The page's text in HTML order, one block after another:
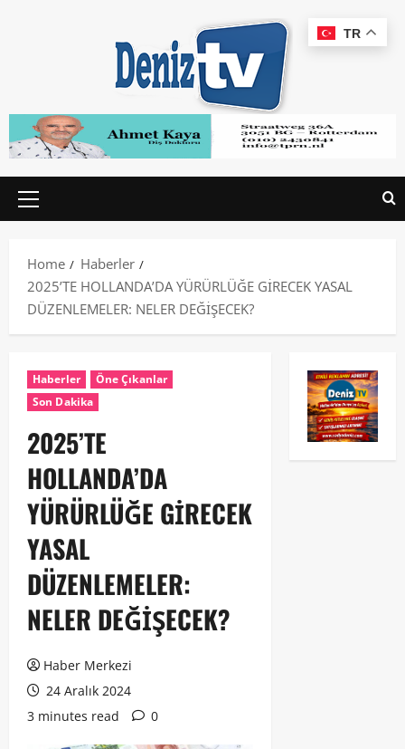
Home
Haberler
2025’TE HOLLANDA’DA YÜRÜRLÜĞE GİRECEK YASAL
DÜZENLEMELER: NELER DEĞİŞECEK?
Haberler
Öne Çıkanlar
Son Dakika
2025’TE
HOLLANDA’DA
YÜRÜRLÜĞE GİRECEK
YASAL
DÜZENLEMELER:
NELER DEĞİŞECEK?
Haber Merkezi
24 Aralık 2024
3 minutes read
0
TR